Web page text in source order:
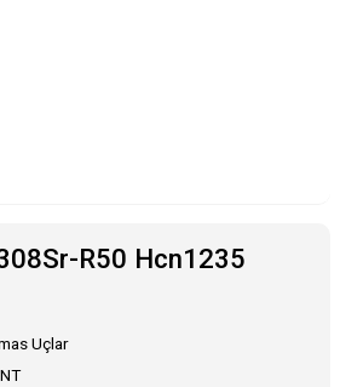
R50 Hcn1235
Uçlar